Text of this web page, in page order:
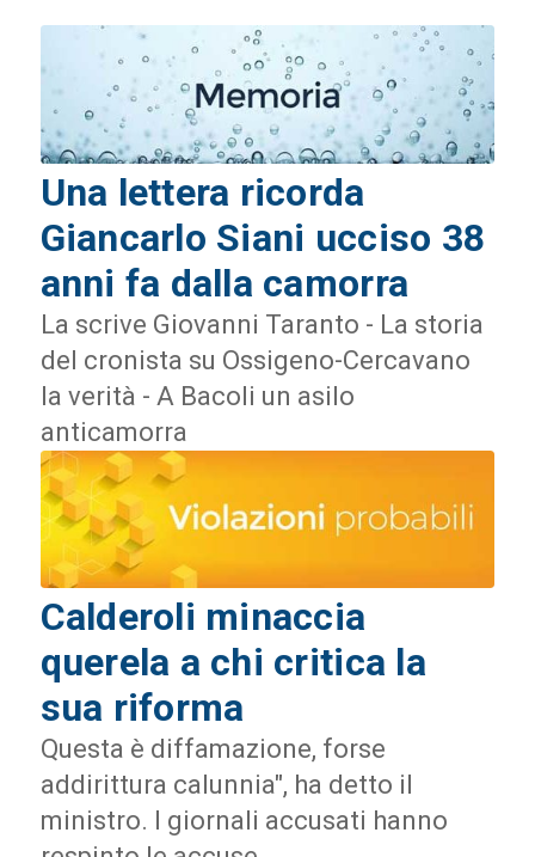
Una lettera ricorda
Giancarlo Siani ucciso 38
anni fa dalla camorra
La scrive Giovanni Taranto - La storia
del cronista su Ossigeno-Cercavano
la verità - A Bacoli un asilo
anticamorra
Calderoli minaccia
querela a chi critica la
sua riforma
Questa è diffamazione, forse
addirittura calunnia", ha detto il
ministro. I giornali accusati hanno